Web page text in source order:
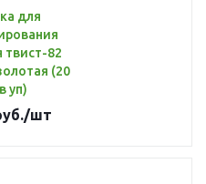
для
твист-82
(20
уп)
/шт